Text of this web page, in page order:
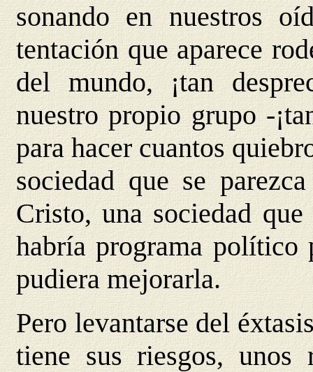
sonando en nuestros
tentación que aparece
del mundo, ¡tan
nuestro propio grupo -
para hacer cuantos
sociedad que se
Cristo, una sociedad
habría programa político
pudiera mejorarla.
Pero levantarse del
tiene sus riesgos, unos